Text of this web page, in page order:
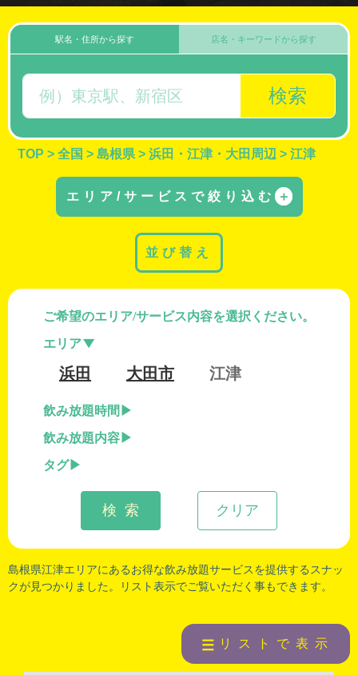
駅名・住所から探す
検索
店名・キーワードから探す
TOP > 全国 > 島根県 > 浜田・江津・大田周辺 > 江津
エリア/サービスで絞り込む ＋
ご希望のエリア/サービス内容を選択ください。
エリア
浜田 大田市 江津
飲み放題時間
飲み放題内容
タグ
クリア
検 索
並び替え
島根県江津エリアにあるお得な飲み放題サービスを提供するスナッ
クが見つかりました。リスト表示でご覧いただく事もできます。
リストで表示